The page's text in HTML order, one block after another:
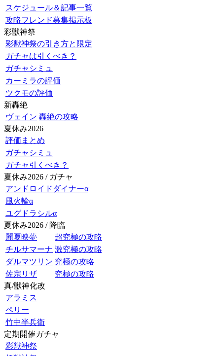
スケジュール＆記事一覧
攻略フレンド募集掲示板
彩獣神祭
彩獣神祭の引き方と限定
ガチャは引くべき？
ガチャシミュ
カーミラの評価
ツクモの評価
新轟絶
ヴェイン 轟絶の攻略
夏休み2026
評価まとめ
ガチャシミュ
ガチャ引くべき？
夏休み2026 / ガチャ
アンドロイドダイナーα
風火輪α
ユグドラシルα
夏休み2026 / 降臨
麗夏映夢
超究極の攻略
チルサマーナ 激究極の攻略
ダルマツリン 究極の攻略
佐宗リザ
究極の攻略
真/獣神化改
アラミス
ペリー
竹中半兵衛
定期開催ガチャ
彩獣神祭